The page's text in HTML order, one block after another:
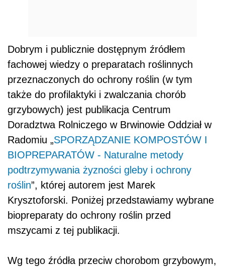
Dobrym i publicznie dostępnym źródłem
fachowej wiedzy o preparatach roślinnych
przeznaczonych do ochrony roślin (w tym
także do profilaktyki i zwalczania chorób
grzybowych) jest publikacja Centrum
Doradztwa Rolniczego w Brwinowie Oddział w
Radomiu „SPORZĄDZANIE KOMPOSTÓW I
BIOPREPARATÓW - Naturalne metody
podtrzymywania żyzności gleby i ochrony
roślin”, której autorem jest Marek
Krysztoforski. Poniżej przedstawiamy wybrane
biopreparaty do ochrony roślin przed
mszycami z tej publikacji.
Wg tego źródła przeciw chorobom grzybowym,